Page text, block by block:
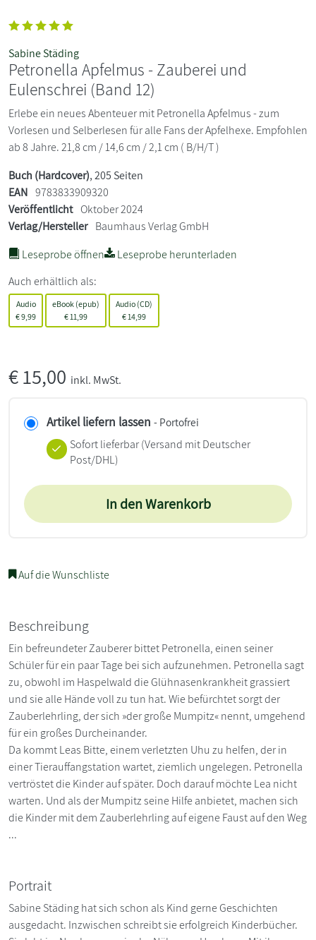
Sabine Städing
Petronella Apfelmus - Zauberei und
Eulenschrei (Band 12)
Erlebe ein neues Abenteuer mit Petronella Apfelmus - zum
Vorlesen und Selberlesen für alle Fans der Apfelhexe. Empfohlen
ab 8 Jahre. 21,8 cm / 14,6 cm / 2,1 cm ( B/H/T )
Buch (Hardcover), 205 Seiten
EAN 9783833909320
Veröffentlicht Oktober 2024
Verlag/Hersteller Baumhaus Verlag GmbH
Leseprobe öffnen
Leseprobe herunterladen
Auch erhältlich als:
Audio
€9,99
eBook (epub)
€ 11,99
Audio (CD)
€ 14,99
€15,00 inkl. MwSt.
Artikel liefern lassen - Portofrei
Sofort lieferbar(Versand mit Deutscher
Post/DHL)
In den Warenkorb
Auf die Wunschliste
Beschreibung
Ein befreundeter Zauberer bittet Petronella, einen seiner
Schüler für ein paar Tage bei sich aufzunehmen. Petronella sagt
zu, obwohl im Haspelwald die Glühnasenkrankheit grassiert
und sie alle Hände voll zu tun hat. Wie befürchtet sorgt der
Zauberlehrling, der sich »der große Mumpitz« nennt, umgehend
für ein großes Durcheinander.
Da kommt Leas Bitte, einem verletzten Uhu zu helfen, der in
einer Tierauffangstation wartet, ziemlich ungelegen. Petronella
vertröstet die Kinder auf später. Doch darauf möchte Lea nicht
warten. Und als der Mumpitz seine Hilfe anbietet, machen sich
die Kinder mit dem Zauberlehrling auf eigene Faust auf den Weg
...
Portrait
Sabine Städing hat sich schon als Kind gerne Geschichten
ausgedacht. Inzwischen schreibt sie erfolgreich Kinderbücher.